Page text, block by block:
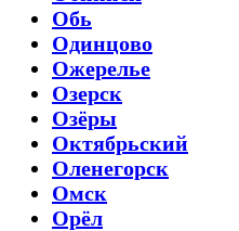
Обь
Одинцово
Ожерелье
Озерск
Озёры
Октябрьский
Оленегорск
Омск
Орёл